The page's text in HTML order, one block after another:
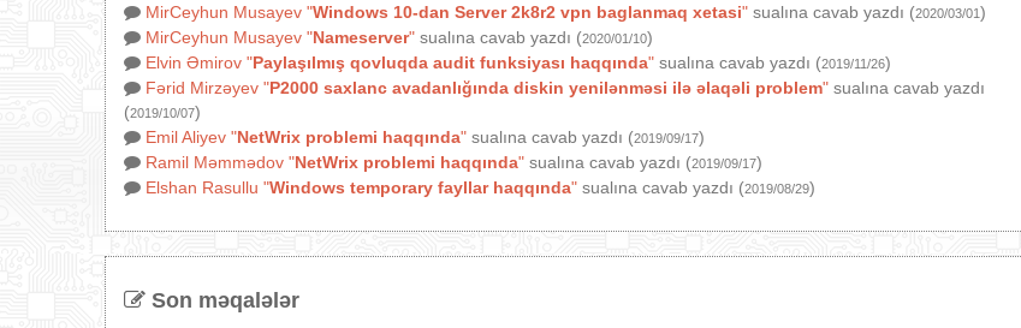
MirCeyhun Musayev "Windows 10-dan Server 2k8r2 vpn baglanmaq xetasi" sualına cavab yazdı (2020/03/01)
MirCeyhun Musayev "Nameserver" sualına cavab yazdı (2020/01/10)
Elvin Əmirov "Paylaşılmış qovluqda audit funksiyası haqqında" sualına cavab yazdı (2019/11/26)
Fərid Mirzəyev "P2000 saxlanc avadanlığında diskin yenilənməsi ilə əlaqəli problem" sualına cavab yazdı
(2019/10/07)
Emil Aliyev "NetWrix problemi haqqında" sualına cavab yazdı (2019/09/17)
Ramil Məmmədov "NetWrix problemi haqqında" sualına cavab yazdı (2019/09/17)
Elshan Rasullu "Windows temporary fayllar haqqında" sualına cavab yazdı (2019/08/29)
Son məqalələr